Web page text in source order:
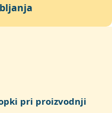
pri proizvodnji